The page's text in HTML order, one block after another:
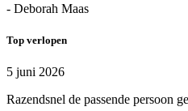
- Deborah Maas
Top verlopen
5 juni 2026
Razendsnel de passende persoon